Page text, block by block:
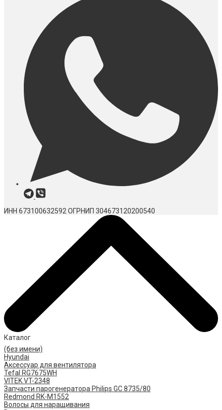
ИНН 673100632592 ОГРНИП 304673120200540
Каталог
(без имени)
Hyundai
Аксессуар для вентилятора
Tefal RG7675WH
VITEK VT-2348
Запчасти парогенератора Philips GC 8735/80
Redmond RK-M1552
Волосы для наращивания